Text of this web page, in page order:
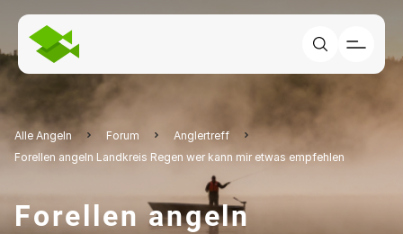
Alle Angeln Forum
Anglertreff
Forellen angeln Landkreis Regen wer kann mir etwas empfehlen
Forellen angeln